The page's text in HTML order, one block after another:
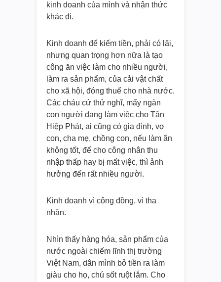
kinh doanh của mình và nhận thức
khác đi.
Kinh doanh để kiếm tiền, phải có lãi,
nhưng quan trọng hơn nữa là tạo
công ăn việc làm cho nhiều người,
làm ra sản phẩm, của cải vật chất
cho xã hội, đóng thuế cho nhà nước.
Các cháu cứ thử nghĩ, mấy ngàn
con người đang làm việc cho Tân
Hiệp Phát, ai cũng có gia đình, vợ
con, cha mẹ, chồng con, nếu làm ăn
không tốt, để cho công nhân thu
nhập thấp hay bị mất việc, thì ảnh
hưởng đến rất nhiều người.
Kinh doanh vì cộng đồng, vì tha
nhân.
Nhìn thấy hàng hóa, sản phẩm của
nước ngoài chiếm lĩnh thị trường
Việt Nam, dân mình bỏ tiền ra làm
giàu cho họ, chú sốt ruột lắm. Cho